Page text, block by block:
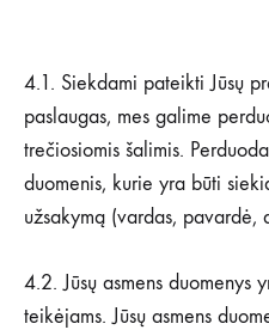
4.1. Siekdami pateikti Jūsų
paslaugas, mes galime
trečiosiomis šalimis.
duomenis, kurie yra būti
užsakymą (vardas, pavardė,
4.2. Jūsų asmens duomenys
teikėjams. Jūsų asmens